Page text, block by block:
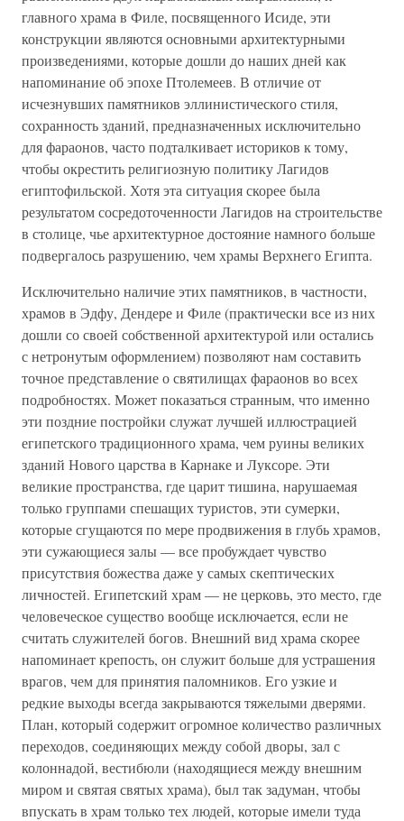
главного храма в Филе, посвященного Исиде, эти
конструкции являются основными архитектурными
произведениями, которые дошли до наших дней как
напоминание об эпохе Птолемеев. В отличие от
исчезнувших памятников эллинистического стиля,
сохранность зданий, предназначенных исключительно
для фараонов, часто подталкивает историков к тому,
чтобы окрестить религиозную политику Лагидов
египтофильской. Хотя эта ситуация скорее была
результатом сосредоточенности Лагидов на строительстве
в столице, чье архитектурное достояние намного больше
подвергалось разрушению, чем храмы Верхнего Египта.
Исключительно наличие этих памятников, в частности,
храмов в Эдфу, Дендере и Филе (практически все из них
дошли со своей собственной архитектурой или остались
с нетронутым оформлением) позволяют нам составить
точное представление о святилищах фараонов во всех
подробностях. Может показаться странным, что именно
эти поздние постройки служат лучшей иллюстрацией
египетского традиционного храма, чем руины великих
зданий Нового царства в Карнаке и Луксоре. Эти
великие пространства, где царит тишина, нарушаемая
только группами спешащих туристов, эти сумерки,
которые сгущаются по мере продвижения в глубь храмов,
эти сужающиеся залы — все пробуждает чувство
присутствия божества даже у самых скептических
личностей. Египетский храм — не церковь, это место, где
человеческое существо вообще исключается, если не
считать служителей богов. Внешний вид храма скорее
напоминает крепость, он служит больше для устрашения
врагов, чем для принятия паломников. Его узкие и
редкие выходы всегда закрываются тяжелыми дверями.
План, который содержит огромное количество различных
переходов, соединяющих между собой дворы, зал с
колоннадой, вестибюли (находящиеся между внешним
миром и святая святых храма), был так задуман, чтобы
впускать в храм только тех людей, которые имели туда